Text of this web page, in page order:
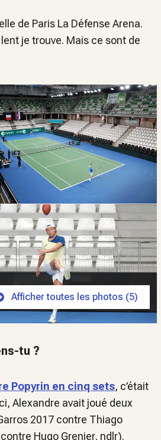
de Paris La Défense Arena.
je trouve. Mais ce sont de
Afficher toutes les photos (5)
tu ?
Popyrin en cinq sets, c’était
Alexandre avait joué deux
2017 contre Thiago
Hugo Grenier, ndlr).